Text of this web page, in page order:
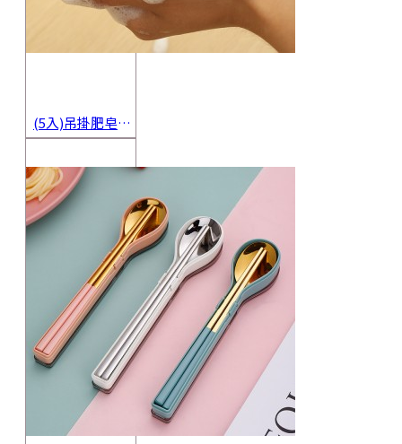
(5入)吊掛肥皂起泡網 香皂起泡袋